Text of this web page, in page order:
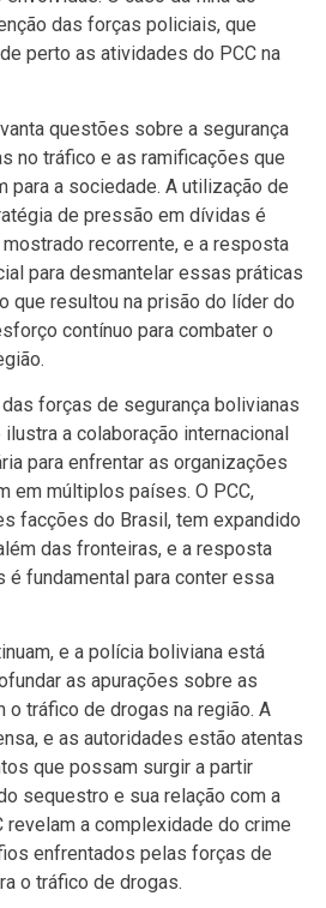
das forças policiais, que
perto as atividades do PCC na
questões sobre a segurança
no tráfico e as ramificações que
para a sociedade. A utilização de
de pressão em dívidas é
recorrente, e a resposta
para desmantelar essas práticas
que resultou na prisão do líder do
contínuo para combater o
forças de segurança bolivianas
a colaboração internacional
para enfrentar as organizações
em múltiplos países. O PCC,
facções do Brasil, tem expandido
das fronteiras, e a resposta
é fundamental para conter essa
e a polícia boliviana está
as apurações sobre as
o tráfico de drogas na região. A
e as autoridades estão atentas
que possam surgir a partir
sequestro e sua relação com a
revelam a complexidade do crime
enfrentados pelas forças de
o tráfico de drogas.